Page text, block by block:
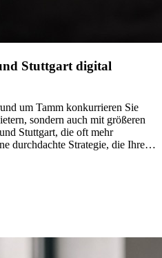
Stuttgart digital
um Tamm konkurrieren Sie
sondern auch mit größeren
Stuttgart, die oft mehr
durchdachte Strategie, die Ihre
sondern eine präzisere Steuerung,